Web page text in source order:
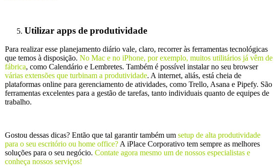
Utilizar apps de produtividade
Para realizar esse planejamento diário vale, claro, recorrer às ferramentas tecnológicas
que temos à disposição. No Mac e no iPhone, por exemplo, muitos utilitários já vêm de
fábrica, como Calendário e Lembretes. Também é possível instalar no seu browser
várias extensões que turbinam a produtividade. A internet, aliás, está cheia de
plataformas online para gerenciamento de atividades, como Trello, Asana e Pipefy. São
ferramentas excelentes para a gestão de tarefas, tanto individuais quanto de equipes de
trabalho.
Gostou dessas dicas? Então que tal garantir também um setup de alta produtividade
para o seu escritório ou home office? A iPlace Corporativo tem sempre as melhores
soluções para o seu negócio. Contate agora mesmo um de nossos especialistas e
conheça nossos serviços!